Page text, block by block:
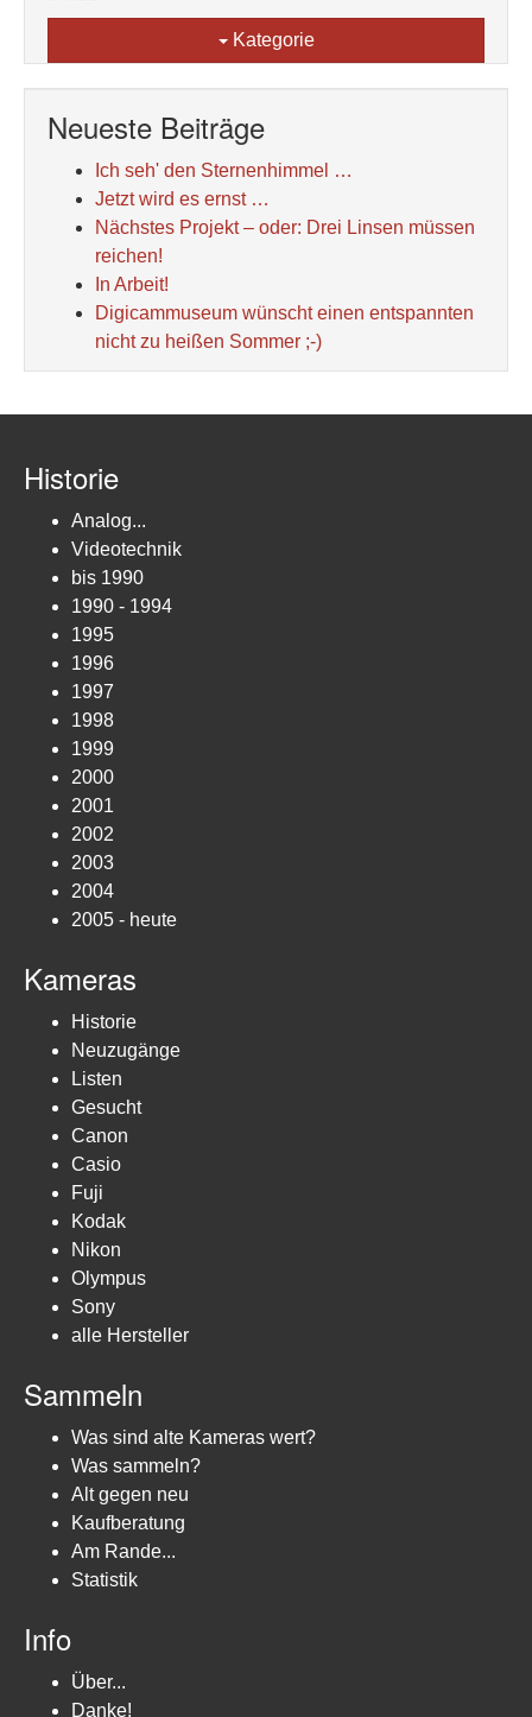
Kategorie
Neueste Beiträge
Ich seh' den Sternenhimmel …
Jetzt wird es ernst …
Nächstes Projekt – oder: Drei Linsen müssen
reichen!
In Arbeit!
Digicammuseum wünscht einen entspannten
nicht zu heißen Sommer ;-)
Historie
Analog...
Videotechnik
bis 1990
1990 - 1994
1995
1996
1997
1998
1999
2000
2001
2002
2003
2004
2005 - heute
Kameras
Historie
Neuzugänge
Listen
Gesucht
Canon
Casio
Fuji
Kodak
Nikon
Olympus
Sony
alle Hersteller
Sammeln
Was sind alte Kameras wert?
Was sammeln?
Alt gegen neu
Kaufberatung
Am Rande...
Statistik
Info
Über...
Danke!